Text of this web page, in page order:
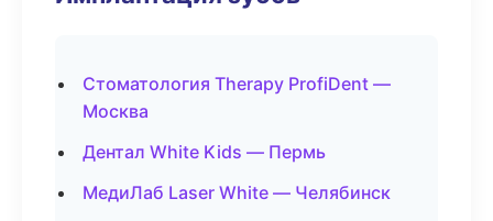
Стоматология Therapy ProfiDent —
Москва
Дентал White Kids — Пермь
МедиЛаб Laser White — Челябинск